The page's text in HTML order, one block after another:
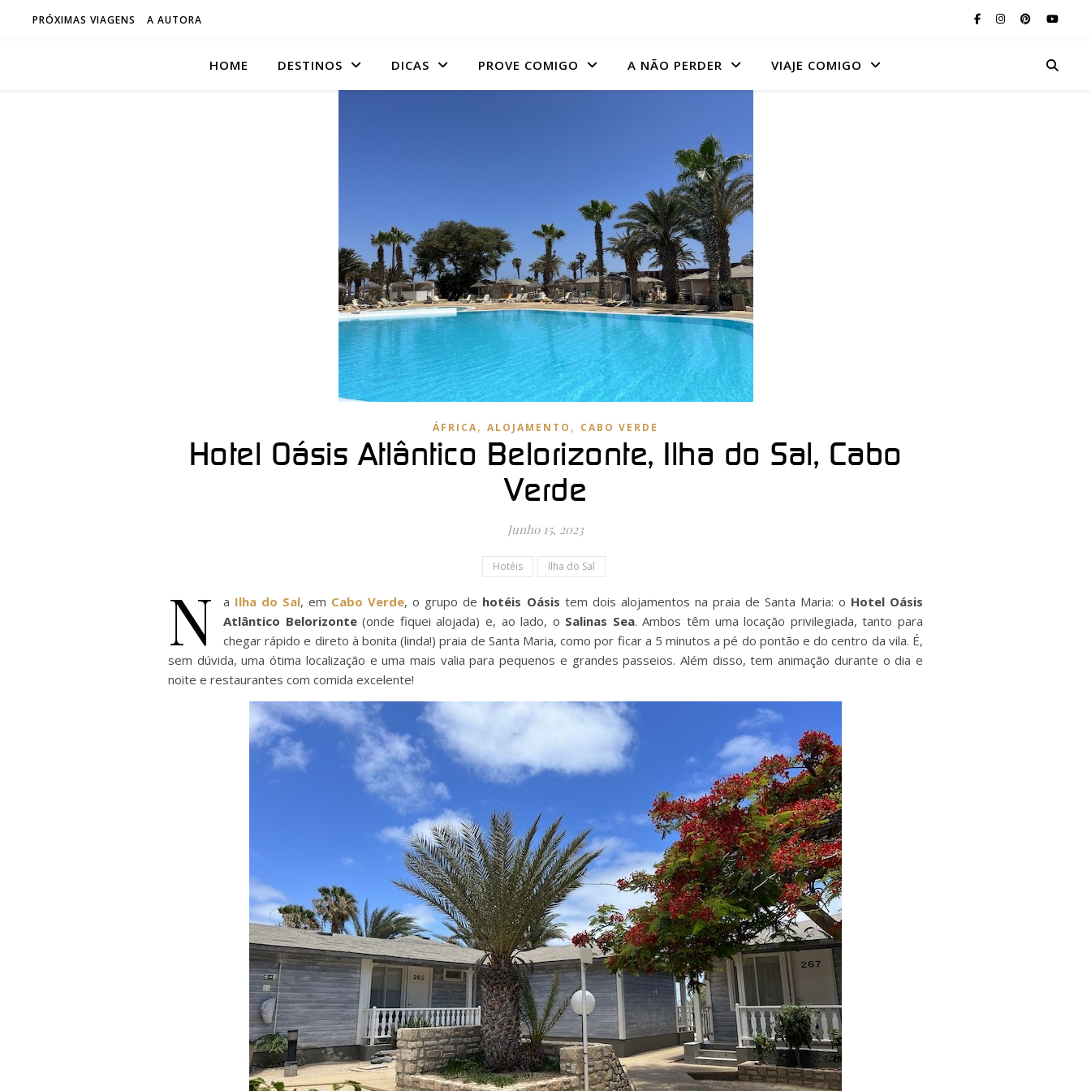
PRÓXIMAS VIAGENS A AUTORA
HOME DESTINOS DICAS PROVE COMIGO A NÃO PERDER VIAJE COMIGO
ÁFRICA, ALOJAMENTO , CABO VERDE
Hotel Oásis Atlântico Belorizonte, Ilha do Sal, Cabo
Verde
Junho 15, 2023
Hotéis Ilha do Sal
N a Ilha do Sal, em Cabo Verde, o grupo de hotéis Oásis tem dois alojamentos na praia de Santa Maria: o Hotel Oásis
Atlântico Belorizonte(onde fiquei alojada) e, ao lado, o Salinas Sea. Ambos têm uma locação privilegiada, tanto para
chegar rápido e direto à bonita (linda!) praia de Santa Maria, como por ficar a 5 minutos a pé do pontão e do centro da vila. É,
sem dúvida, uma ótima localização e uma mais valia para pequenos e grandes passeios. Além disso, tem animação durante o dia e
noite e restaurantes com comida excelente!